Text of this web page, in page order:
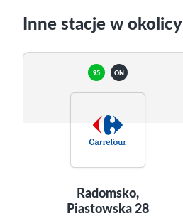
Inne stacje w okolicy
95 ON
Radomsko,
Piastowska 28